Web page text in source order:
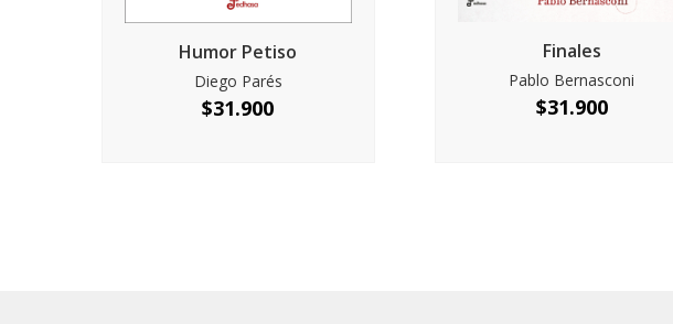
Humor Petiso
Diego Parés
$31.900
Finales
Pablo Bernasconi
$31.900